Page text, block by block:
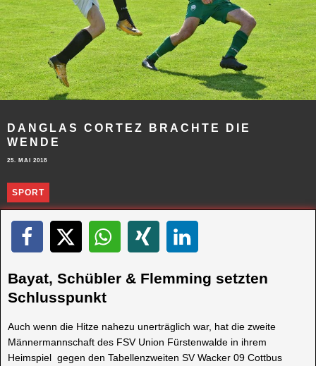
DANGLAS CORTEZ BRACHTE DIE
WENDE
25. MAI 2018
SPORT
Bayat, Schübler & Flemming setzten
Schlusspunkt
Auch wenn die Hitze nahezu unerträglich war, hat die zweite
Männermannschaft des FSV Union Fürstenwalde in ihrem
Heimspiel gegen den Tabellenzweiten SV Wacker 09 Cottbus